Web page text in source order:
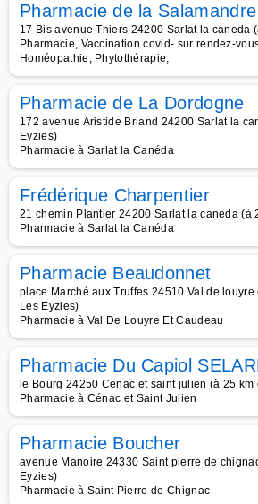
Pharmacie de la Salamandre
17 Bis avenue Thiers 24200 Sarlat la caneda
Pharmacie, Vaccination covid- sur rendez-
Homéopathie, Phytothérapie,
Pharmacie de La Dordogne
172 avenue Aristide Briand 24200 Sarlat la
Eyzies)
Pharmacie à Sarlat la Canéda
Frédérique Charpentier
21 chemin Plantier 24200 Sarlat la caneda (à
Pharmacie à Sarlat la Canéda
Pharmacie Beaudonnet
place Marché aux Truffes 24510 Val de
Les Eyzies)
Pharmacie à Val De Louyre Et Caudeau
Pharmacie Du Capiol
le Bourg 24250 Cenac et saint julien (à 25 km
Pharmacie à Cénac et Saint Julien
Pharmacie Boucher
avenue Manoire 24330 Saint pierre de
Eyzies)
Pharmacie à Saint Pierre de Chignac